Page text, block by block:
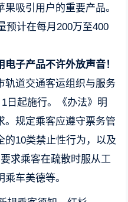
吸引用户的重要产品。
预计在每月200万至400
子产品不许外放声音！
轨道交通客运组织与服务
日起施行。《办法》明
。规定乘客应遵守票务管
的10类禁止性行为，以及
求乘客在疏散时服从工
车美德等。